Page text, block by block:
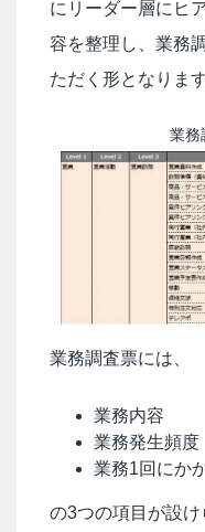
にリーダー層にヒ
容を整理し、業務
ただく形となります
業務
業務調査票には、
業務内容
業務発生頻度
業務1回にか
の3つの項目が設け